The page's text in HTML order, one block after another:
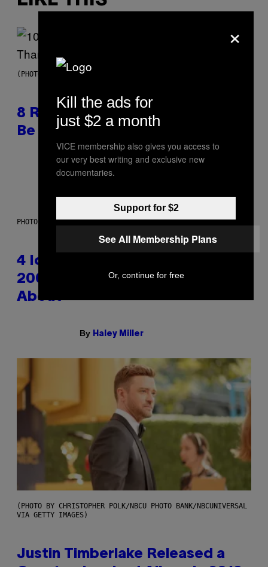
(PHOTO BY EBET ROBERTS/REDFERNS)
8 R&B Covers That Might Just
Be Better Than the Originals
By Caleb Catlin
PHOTO: PETER KRAMER / GETTY IMAGES
4 Iconic MTV Shows From the
2000s You Definitely Forgot
About
By Haley Miller
(PHOTO BY CHRISTOPHER POLK/NBCU PHOTO BANK/NBCUNIVERSAL
VIA GETTY IMAGES)
Justin Timberlake Released a
×
Kill the ads for
just $2 a month
VICE membership also gives you access to
our very best writing and exclusive new
documentaries.
Support for $2
See All Membership Plans
Or, continue for free